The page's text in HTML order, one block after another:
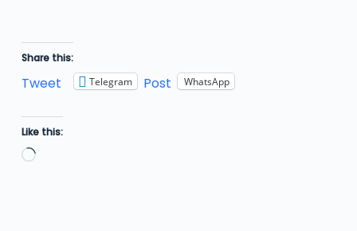
Share this:
Tweet Telegram Post WhatsApp
Like this:
Loading…